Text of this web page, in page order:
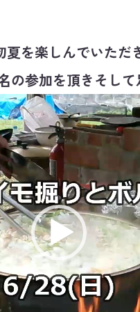
を楽しんでいただ
の参加を頂きそし